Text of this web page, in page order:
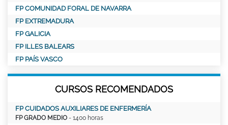
FP COMUNIDAD FORAL DE NAVARRA
FP EXTREMADURA
FP GALICIA
FP ILLES BALEARS
FP PAÍS VASCO
CURSOS RECOMENDADOS
FP CUIDADOS AUXILIARES DE ENFERMERÍA
FP GRADO MEDIO - 1400 horas